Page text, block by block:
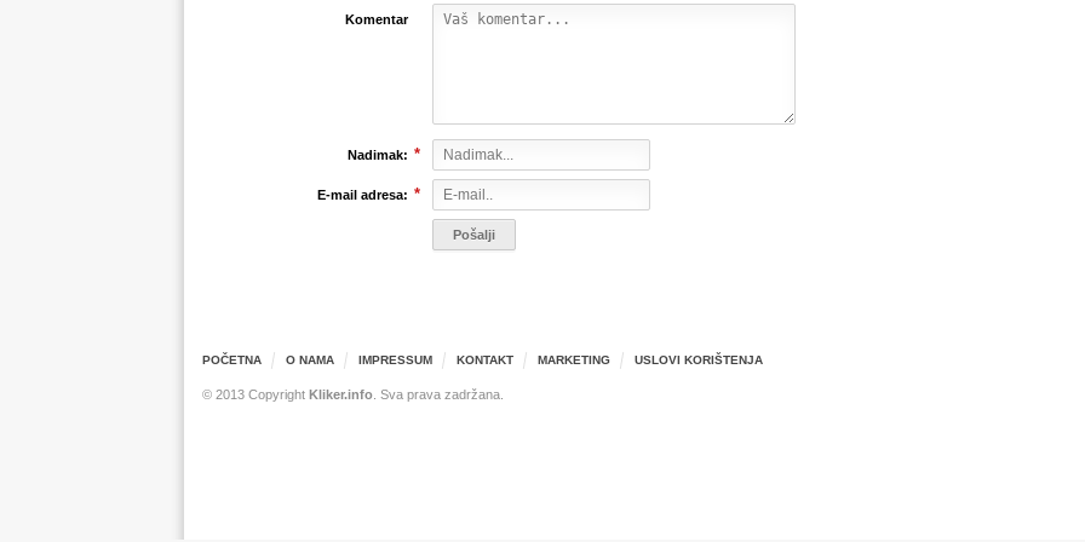
Komentar
Nadimak: *
E-mail adresa: *
POČETNA O NAMA IMPRESSUM KONTAKT MARKETING USLOVI KORIŠTENJA
© 2013 Copyright Kliker.info . Sva prava zadržana.